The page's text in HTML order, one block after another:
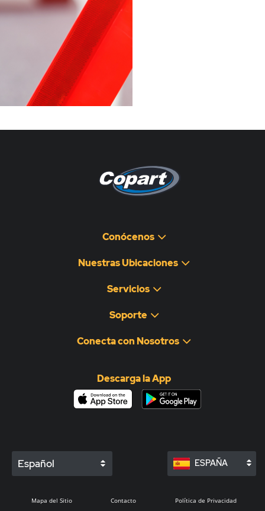
Pagina non disponibile
هذه الصفحة غير متوفرة
Conócenos
Nuestras Ubicaciones
Servicios
Soporte
Conecta con Nosotros
Descarga la App
Español ESPAÑA
Mapa del Sitio Contacto Política de Privacidad